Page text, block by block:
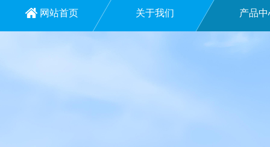
网站首页 关于我们 产品中